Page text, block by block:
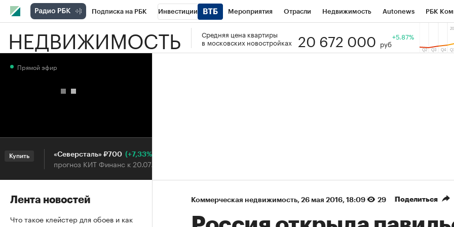
Подписка на РБК Инвестиции Мероприятия Отрасли Недвижимость Autonews РБК
РБК Вино Спорт Школа управления РБК РБК Образование Тренды
НЕДВИЖИМОСТЬ
Средняя цена квартиры
в московских новостройках
20 672 000 руб
+5.87%
Коммерческая недвижимость⁠, 26 мая 2016, 18:09 29 Поделиться
Прямой эфир
«Северсталь» ₽700 (+7,33%)
прогноз КИТ Финанс к 20.07.27
Лента новостей
Что такое клейстер для обоев и как